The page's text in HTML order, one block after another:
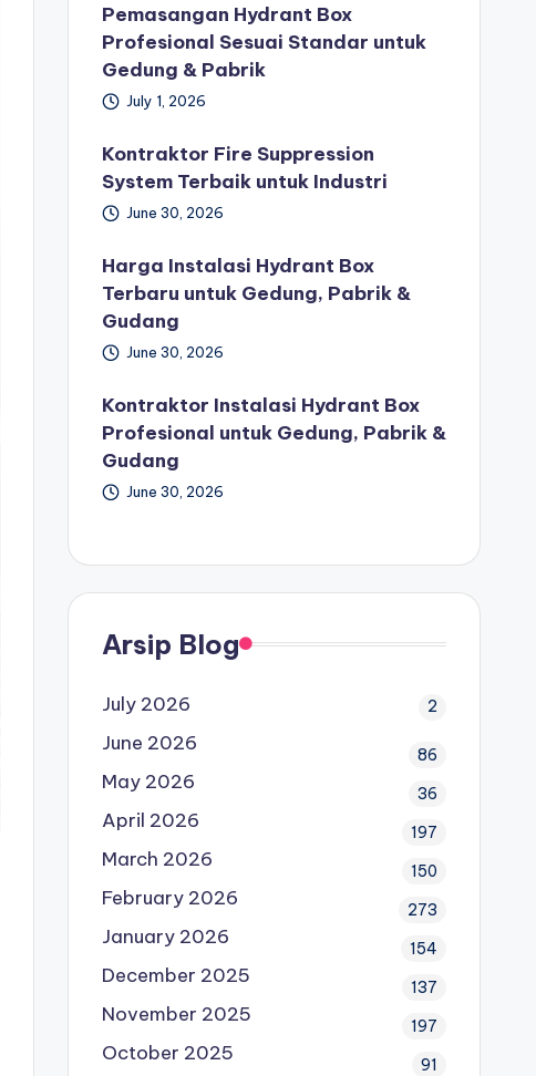
Pemasangan Hydrant Box
Profesional Sesuai Standar untuk
Gedung & Pabrik
July 1, 2026
Kontraktor Fire Suppression
System Terbaik untuk Industri
June 30, 2026
Harga Instalasi Hydrant Box
Terbaru untuk Gedung, Pabrik &
Gudang
June 30, 2026
Kontraktor Instalasi Hydrant Box
Profesional untuk Gedung, Pabrik &
Gudang
June 30, 2026
Arsip Blog
July 2026 2
June 2026 86
May 2026 36
April 2026 197
March 2026 150
February 2026 273
January 2026 154
December 2025 137
November 2025 197
October 2025 91